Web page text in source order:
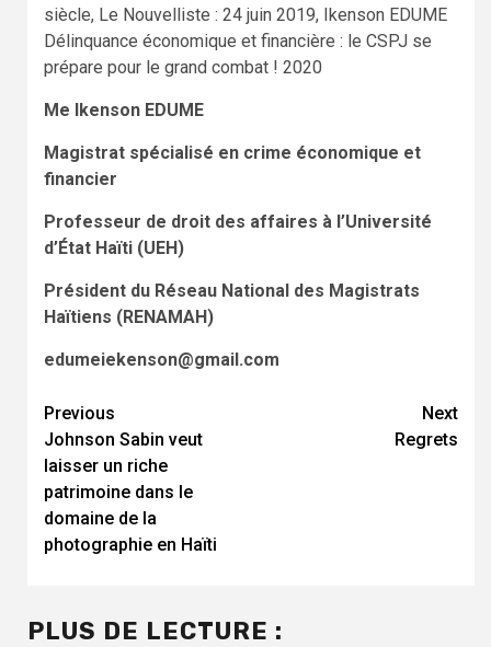
siècle, Le Nouvelliste : 24 juin 2019, Ikenson EDUME
Délinquance économique et financière : le CSPJ se
prépare pour le grand combat ! 2020
Me Ikenson EDUME
Magistrat spécialisé en crime économique et
financier
Professeur de droit des affaires à l’Université
d’État Haïti (UEH)
Président du Réseau National des Magistrats
Haïtiens (RENAMAH)
edumeiekenson@gmail.com
Continue
Reading
Previous
Johnson Sabin veut
laisser un riche
patrimoine dans le
domaine de la
photographie en Haïti
Next
Regrets
PLUS DE LECTURE :